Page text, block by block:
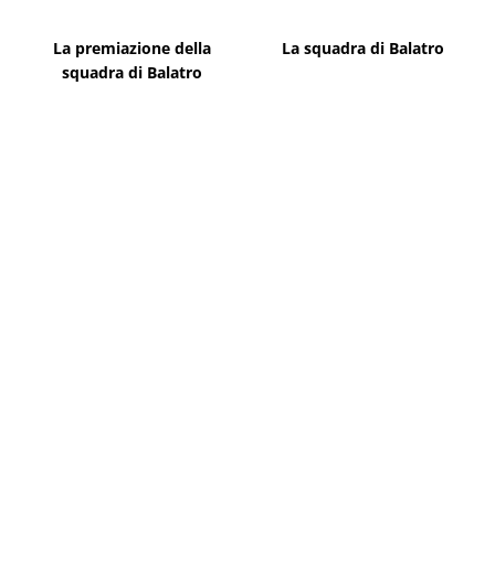
La premiazione della
squadra di Balatro
La squadra di Balatro